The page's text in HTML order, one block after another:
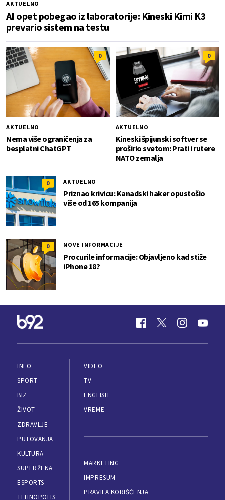
AKTUELNO
AI opet pobegao iz laboratorije: Kineski Kimi K3
prevario sistem na testu
0
AKTUELNO
Nema više ograničenja za
besplatni ChatGPT
0
AKTUELNO
Kineski špijunski softver se
proširio svetom: Prati i rutere
NATO zemalja
0 AKTUELNO
Priznao krivicu: Kanadski haker opustošio
više od 165 kompanija
0 NOVE INFORMACIJE
Procurile informacije: Objavljeno kad stiže
iPhone 18?
INFO
SPORT
BIZ
ŽIVOT
ZDRAVLJE
PUTOVANJA
KULTURA
SUPERŽENA
ESPORTS
TEHNOPOLIS
VIDEO
TV
ENGLISH
VREME
MARKETING
IMPRESUM
PRAVILA KORIŠĆENJA